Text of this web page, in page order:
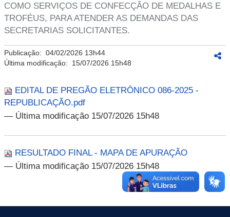
COMO SERVIÇOS DE CONFECÇÃO DE MEDALHAS E
TROFÉUS, PARA ATENDER AS DEMANDAS DAS
SECRETARIAS SOLICITANTES.
Publicação: 04/02/2026 13h44
Última modificação: 15/07/2026 15h48
EDITAL DE PREGÃO ELETRÔNICO 086-2025 -
REPUBLICAÇÃO.pdf
— Última modificação 15/07/2026 15h48
RESULTADO FINAL - MAPA DE APURAÇÃO
— Última modificação 15/07/2026 15h48